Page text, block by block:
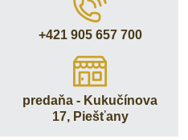
+421 905 657 700
predaňa - Kukučínova
17, Piešťany